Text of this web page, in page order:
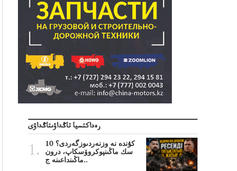
رەداكتسيا تاڭداۋىتاڭداۋى
10 كۇندە نە وزنەردىوزگەردى؟
سك ماڭىنپوكروۆسكاپ، درون
ماڭىنداعىنە ج..